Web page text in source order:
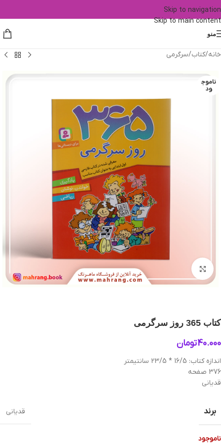
Skip to navigation
Skip to main content
منو
خانه/کتاب/سرگرمی
ناموج
ود
بزرگنمایی تصویر
کتاب 365 روز سرگرمی
40.000تومان
اندازه کتاب: 16/5 * 23/5 سانتیمتر
376 صفحه
قدیانی
برند قدیانی
ناموجود